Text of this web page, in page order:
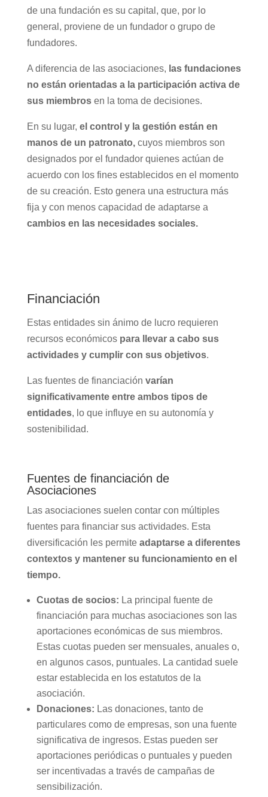
de una fundación es su capital, que, por lo
general, proviene de un fundador o grupo de
fundadores.
A diferencia de las asociaciones, las fundaciones
no están orientadas a la participación activa de
sus miembrosen la toma de decisiones.
En su lugar, el control y la gestión están en
manos de un patronato,cuyos miembros son
designados por el fundador quienes actúan de
acuerdo con los fines establecidos en el momento
de su creación. Esto genera una estructura más
fija y con menos capacidad de adaptarse a
cambios en las necesidades sociales.
Financiación
Estas entidades sin ánimo de lucro requieren
recursos económicospara llevar a cabo sus
actividades y cumplir con sus objetivos.
Las fuentes de financiación varían
significativamente entre ambos tipos de
entidades, lo que influye en su autonomía y
sostenibilidad.
Fuentes de financiación de
Asociaciones
Las asociaciones suelen contar con múltiples
fuentes para financiar sus actividades. Esta
diversificación les permite adaptarse a diferentes
contextos y mantener su funcionamiento en el
tiempo.
Cuotas de socios: La principal fuente de
financiación para muchas asociaciones son las
aportaciones económicas de sus miembros.
Estas cuotas pueden ser mensuales, anuales o,
en algunos casos, puntuales. La cantidad suele
estar establecida en los estatutos de la
asociación.
Donaciones: Las donaciones, tanto de
particulares como de empresas, son una fuente
significativa de ingresos. Estas pueden ser
aportaciones periódicas o puntuales y pueden
ser incentivadas a través de campañas de
sensibilización.